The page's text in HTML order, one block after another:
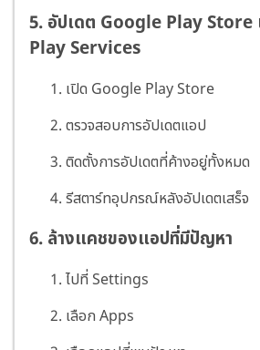
5. อัปเดต Google Play Store
Play Services
เปิด Google Play Store
ตรวจสอบการอัปเดตแอป
ติดตั้งการอัปเดตที่ค้างอยู่ทั้งหมด
รีสตาร์ทอุปกรณ์หลังอัปเดตเสร็จ
6. ล้างแคชของแอปที่มีปัญหา
ไปที่ Settings
เลือก Apps